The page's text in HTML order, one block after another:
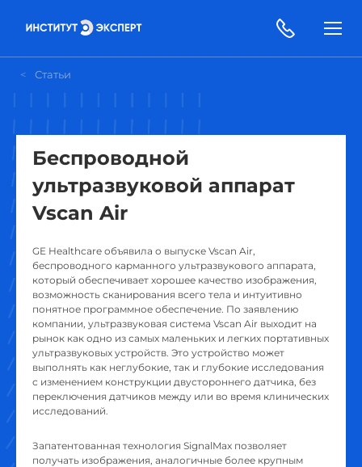
Статьи
Беспроводной
ультразвуковой аппарат
Vscan Air
GE Healthcare объявила о выпуске Vscan Air,
беспроводного карманного ультразвукового аппарата,
который обеспечивает хорошее качество изображения,
возможность сканирования всего тела и интуитивно
понятное программное обеспечение. По заявлению
компании, ультразвуковая система Vscan Air выходит на
рынок как одно из самых маленьких и легких портативных
ультразвуковых устройств. Это устройство может
выполнять как неглубокие, так и глубокие исследования
с изменением конструкции двустороннего датчика, без
переключения датчиков между или во время клинических
исследований.
Запатентованная технология SignalMax позволяет
получать изображения, аналогичные более крупным